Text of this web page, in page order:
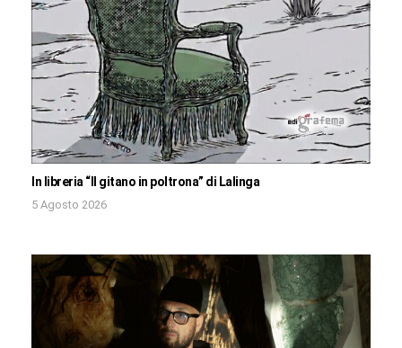
In libreria “Il gitano in poltrona” di Lalinga
5 Agosto 2026